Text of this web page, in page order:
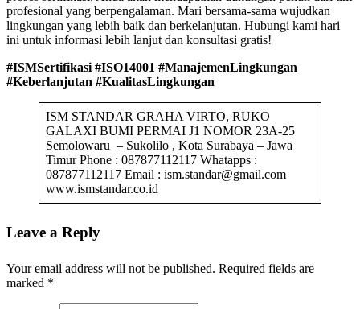
profesional yang berpengalaman. Mari bersama-sama wujudkan
lingkungan yang lebih baik dan berkelanjutan. Hubungi kami hari
ini untuk informasi lebih lanjut dan konsultasi gratis!
#ISMSertifikasi #ISO14001 #ManajemenLingkungan
#Keberlanjutan #KualitasLingkungan
ISM STANDAR GRAHA VIRTO, RUKO
GALAXI BUMI PERMAI J1 NOMOR 23A-25
Semolowaru – Sukolilo , Kota Surabaya – Jawa
Timur Phone : 087877112117 Whatapps :
087877112117 Email : ism.standar@gmail.com
www.ismstandar.co.id
Leave a Reply
Your email address will not be published. Required fields are
marked *